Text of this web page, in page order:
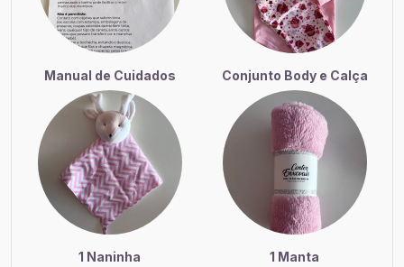
Manual de Cuidados Conjunto Body e Calça
1 Naninha 1 Manta